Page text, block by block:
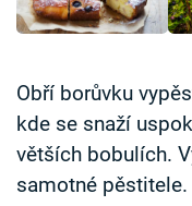
Sledujte nás
Obří borůvku
kde se snaží
větších bobulích.
samotné pěstitele.